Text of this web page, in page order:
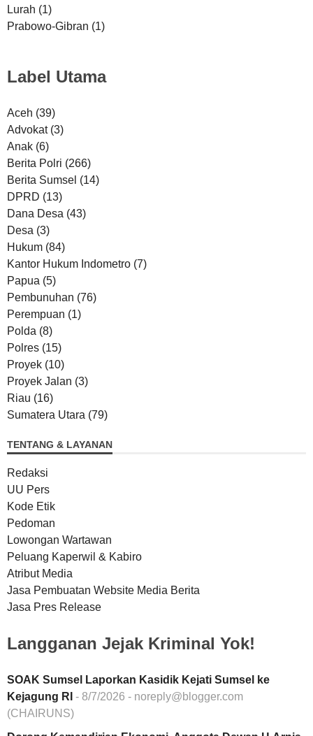
Lurah (1)
Prabowo-Gibran (1)
Label Utama
Aceh (39)
Advokat (3)
Anak (6)
Berita Polri (266)
Berita Sumsel (14)
DPRD (13)
Dana Desa (43)
Desa (3)
Hukum (84)
Kantor Hukum Indometro (7)
Papua (5)
Pembunuhan (76)
Perempuan (1)
Polda (8)
Polres (15)
Proyek (10)
Proyek Jalan (3)
Riau (16)
Sumatera Utara (79)
TENTANG & LAYANAN
Redaksi
UU Pers
Kode Etik
Pedoman
Lowongan Wartawan
Peluang Kaperwil & Kabiro
Atribut Media
Jasa Pembuatan Website Media Berita
Jasa Pres Release
Langganan Jejak Kriminal Yok!
SOAK Sumsel Laporkan Kasidik Kejati Sumsel ke
Kejagung RI - 8/7/2026 - noreply@blogger.com
(CHAIRUNS)